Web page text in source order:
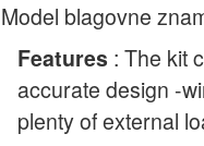
Model blagovne
Features : The kit
accurate design -
plenty of external